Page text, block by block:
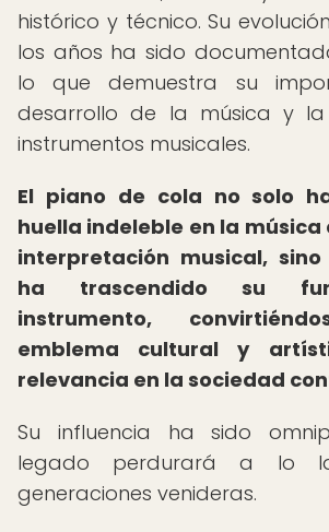
histórico y técnico. Su
los años ha sido
lo que demuestra su
desarrollo de la música y la
instrumentos musicales.
El piano de cola no solo
huella indeleble en la música
interpretación musical,
ha trascendido su
instrumento,
emblema cultural y
relevancia en la sociedad
Su influencia ha sido
legado perdurará a lo
generaciones venideras.